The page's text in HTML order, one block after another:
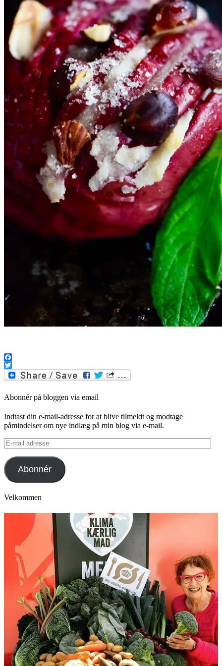
Facebook
Twitter
Abonnér på bloggen via email
Indtast din e-mail-adresse for at blive tilmeldt og modtage
påmindelser om nye indlæg på min blog via e-mail.
E-
mail
adresse
Abonnér
Velkommen